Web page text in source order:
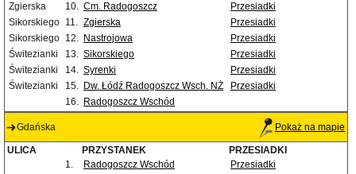
Zgierska
10. Cm. Radogoszcz
Przesiadki
Sikorskiego 11. Zgierska
Przesiadki
Sikorskiego 12. Nastrojowa
Przesiadki
Świtezianki
13. Sikorskiego
Przesiadki
Świtezianki
14. Syrenki
Przesiadki
Świtezianki
15. Dw. Łódź Radogoszcz Wsch. NŻ
Przesiadki
16. Radogoszcz Wschód
Gdańska Pokaż na mapie
ULICA PRZYSTANEK
PRZESIADKI
1.
Radogoszcz Wschód
Przesiadki